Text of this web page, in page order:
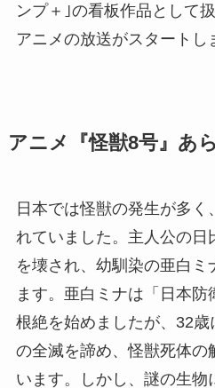
ンプ＋｣の看板作品として
アニメの放送がスタートし
アニメ『怪獣8号』あ
日本では怪獣の発生が多
れていました。主人公の日
を壊され、幼馴染の亜白ミ
ます。亜白ミナは「日本
根絶を始めましたが、32
の全滅を諦め、怪獣死体の
います。しかし、謎の生物